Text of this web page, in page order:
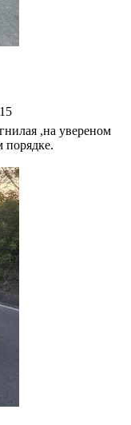
15
,на увереном
порядке.